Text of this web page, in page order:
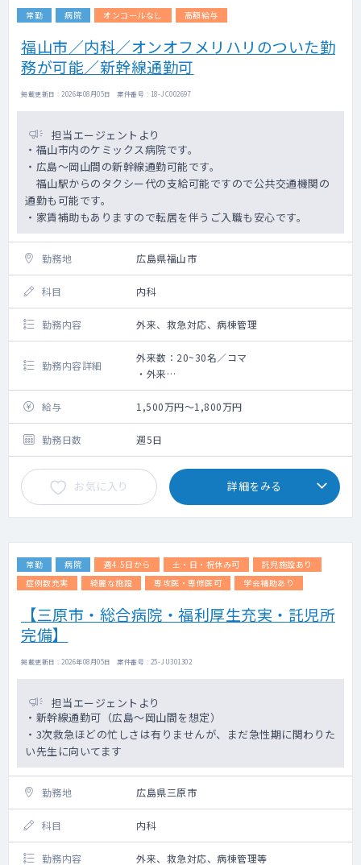
常勤 病院 オンコールなし 高額給与
福山市／内科／オンオフメリハリのついた勤
務が可能／新幹線通勤可
掲載更新日 : 2026年08月05日 案件番号 : 18-JC002697
担当エージェントより
・福山市内のケミックス病院です。
・広島～岡山間の新幹線通勤可能です。
福山駅からのタクシー代の支給可能ですので公共交通機関の
通勤も可能です。
・家賃補助もありますので転居を伴うご入職も安心です。
勤務地 広島県福山市
科目 内科
勤務内容 外来、救急対応、病棟管理
勤務内容詳細
外来数：20~30名／コマ
・外来
外来数20～30名程度／コマ
2～3コマ程度／週
・病棟管理
想定担当患者数10～20名程度
給与 1,500万円～1,800万円
勤務日数 週5日
お気に入り 詳細をみる
常勤 病院 週4.5日から 土・日・祝休み可
託児施設あり
症例数充実
綺麗な施設 専攻医・専修医可 学会補助あり
【三原市・総合病院・福利厚生充実・託児所
完備】
掲載更新日 : 2026年08月05日 案件番号 : 25-JU301302
担当エージェントより
・新幹線通勤可（広島～岡山間を想定）
・3次救急ほどの忙しさは有りませんが、まだ急性期に関わりた
い先生に向いてます
勤務地 広島県三原市
科目 内科
勤務内容 外来、救急対応、病棟管理等